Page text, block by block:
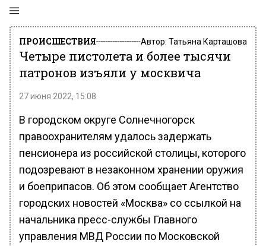
ПРОИСШЕСТВИЯ Автор: Татьяна Карташова
Четыре пистолета и более тысячи
патронов изъяли у москвича
27 июня 2022, 15:08
В городском округе Солнечногорск
правоохранителям удалось задержать
пенсионера из российской столицы, которого
подозревают в незаконном хранении оружия
и боеприпасов. Об этом сообщает Агентство
городских новостей «Москва» со ссылкой на
начальника пресс-службы Главного
управления МВД России по Московской